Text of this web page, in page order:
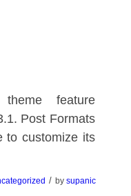
feature
Post Formats
to customize its
/ bysupanic